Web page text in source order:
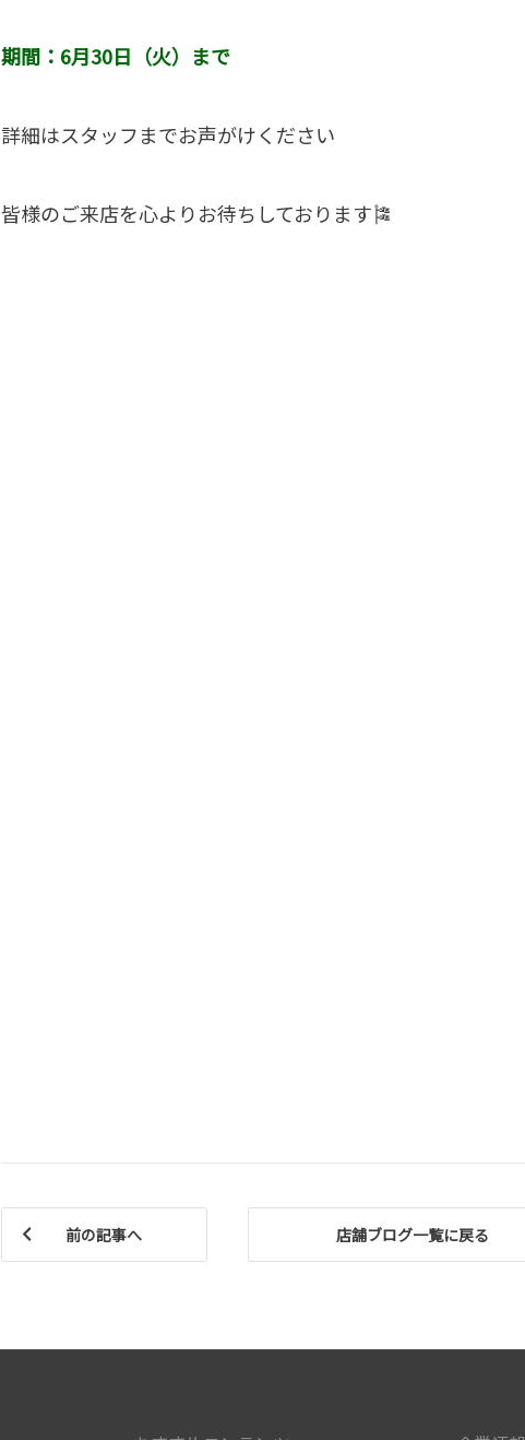
期間：6月30日（火）まで
詳細はスタッフまでお声がけください
皆様のご来店を心よりお待ちしております🎏
前の記事へ 店舗ブログ一覧に戻る